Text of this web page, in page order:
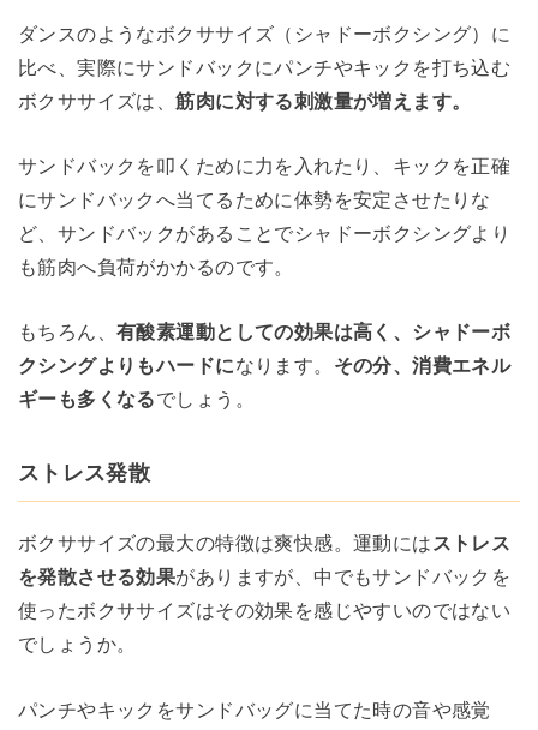
ダンスのようなボクササイズ（シャドーボクシング）に
比べ、実際にサンドバックにパンチやキックを打ち込む
ボクササイズは、筋肉に対する刺激量が増えます。
サンドバックを叩くために力を入れたり、キックを正確
にサンドバックへ当てるために体勢を安定させたりな
ど、サンドバックがあることでシャドーボクシングより
も筋肉へ負荷がかかるのです。
もちろん、有酸素運動としての効果は高く、シャドーボ
クシングよりもハードになります。 その分、消費エネル
ギーも多くなるでしょう。
ストレス発散
ボクササイズの最大の特徴は爽快感。運動には ストレス
を発散させる効果がありますが、中でもサンドバックを
使ったボクササイズはその効果を感じやすいのではない
でしょうか。
パンチやキックをサンドバッグに当てた時の音や感覚